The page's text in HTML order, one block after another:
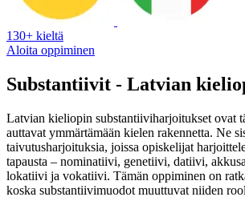
130+ kieltä
Aloita oppiminen
Substantiivit - Latvian
Latvian kieliopin substantiiviharjoitukset ovat
auttavat ymmärtämään kielen rakennetta. Ne
taivutusharjoituksia, joissa opiskelijat
tapausta – nominatiivi, genetiivi, datiivi,
lokatiivi ja vokatiivi. Tämän oppiminen on
koska substantiivimuodot muuttuvat niiden